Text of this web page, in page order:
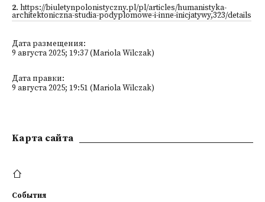
2. https://biuletynpolonistyczny.pl/pl/articles/humanistyka-
architektoniczna-studia-podyplomowe-i-inne-inicjatywy,323/details
Дата размещения:
9 августа 2025; 19:37 (Mariola Wilczak)
Дата правки:
9 августа 2025; 19:51 (Mariola Wilczak)
Kарта сайта
События